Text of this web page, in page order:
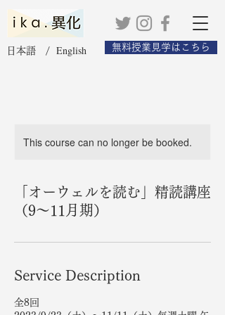
日本語 / English 無料授業見学はこちら
This course can no longer be booked.
「オーウェルを読む」精読講座
（9〜11月期）
Service Description
全8回